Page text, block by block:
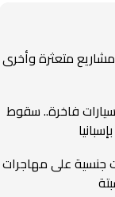
متعثرة وأخرى
فاخرة.. سقوط
جنسية على مهاجرات